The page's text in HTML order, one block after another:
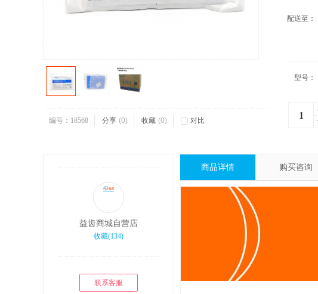
配送至：
型号：
编号：18568 分享 (0) 收藏 (0) 对比
商品详情 购买咨询
益齿商城自营店
收藏(134)
联系客服